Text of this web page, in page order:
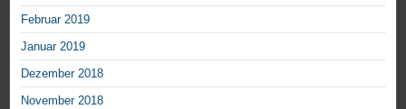
Februar 2019
Januar 2019
Dezember 2018
November 2018